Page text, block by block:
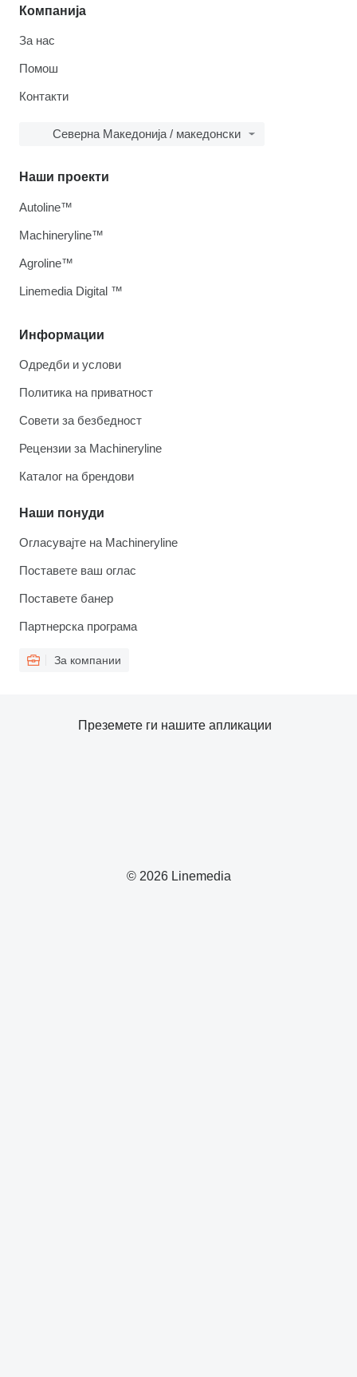
Компанија
За нас
Помош
Контакти
Северна Македонија / македонски
Информации
Одредби и услови
Политика на приватност
Совети за безбедност
Рецензии за Machineryline
Каталог на брендови
Наши понуди
Огласувајте на Machineryline
Поставете ваш оглас
Поставете банер
Партнерска програма
За компании
Наши проекти
Autoline™
Machineryline™
Agroline™
Linemedia Digital ™
© 2026 Linemedia
Преземете ги нашите апликации